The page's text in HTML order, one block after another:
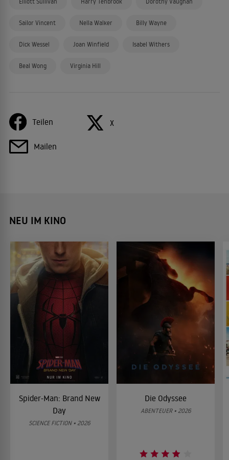
Sailor Vincent Nella Walker Billy Wayne
Dick Wessel Joan Winfield Isabel Withers
Beal Wong Virginia Hill
Teilen X
Mailen
NEU IM KINO
Spider-Man: Brand New
Day
SCIENCE FICTION • 2026
Die Odyssee
ABENTEUER • 2026